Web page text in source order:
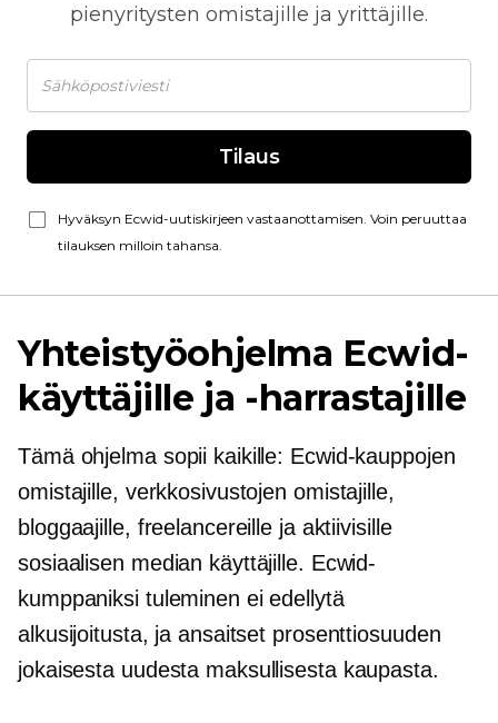
pienyritysten omistajille ja yrittäjille.
Tilaus
Hyväksyn Ecwid-uutiskirjeen vastaanottamisen. Voin peruuttaa
tilauksen milloin tahansa.
Yhteistyöohjelma Ecwid-
käyttäjille ja -harrastajille
Tämä ohjelma sopii kaikille: Ecwid-kauppojen
omistajille, verkkosivustojen omistajille,
bloggaajille, freelancereille ja aktiivisille
sosiaalisen median käyttäjille. Ecwid-
kumppaniksi tuleminen ei edellytä
alkusijoitusta, ja ansaitset prosenttiosuuden
jokaisesta uudesta maksullisesta kaupasta.